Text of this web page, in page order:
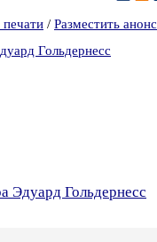
/ Разместить анонс
Гольдернесс
Эдуард Гольдернесс